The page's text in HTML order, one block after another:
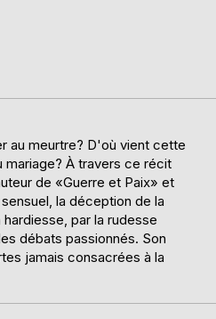
au meurtre? D'où vient cette
À travers ce récit
de «Guerre et Paix» et
la déception de la
par la rudesse
débats passionnés. Son
jamais consacrées à la